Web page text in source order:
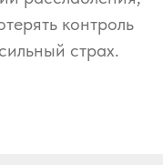
контроль
страх.